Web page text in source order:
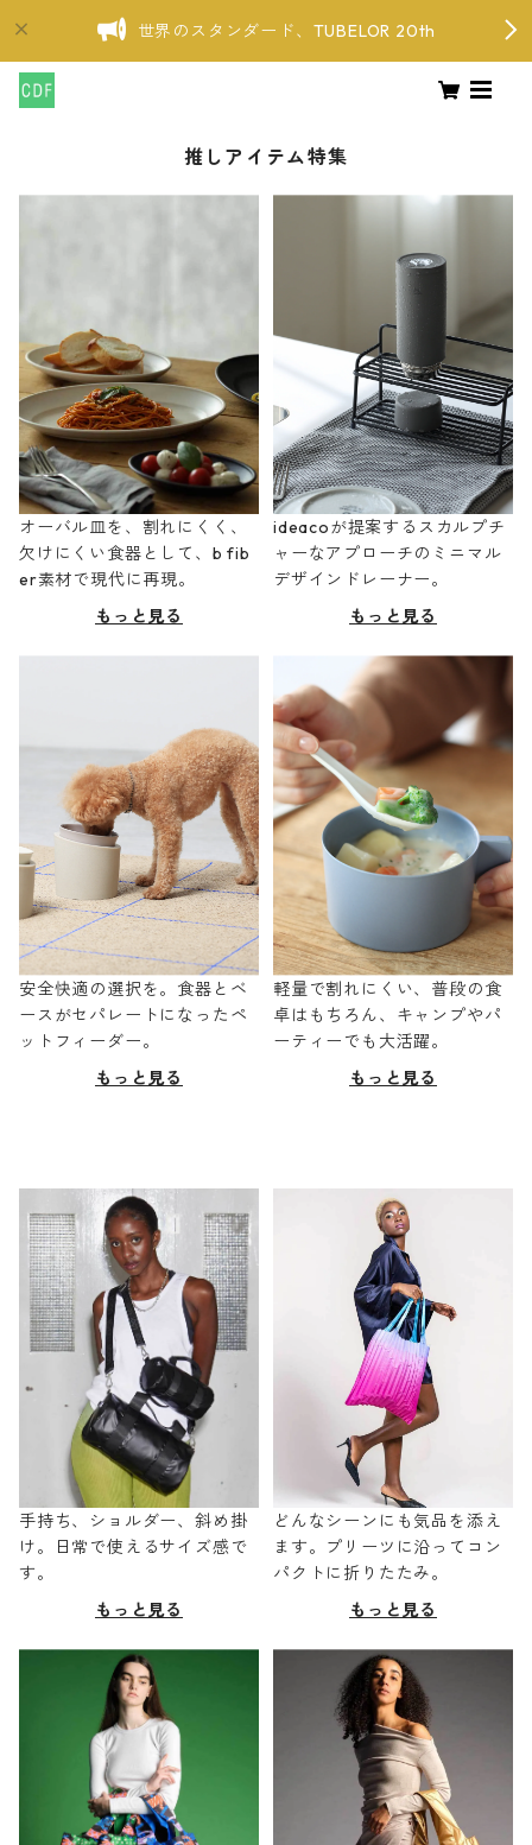
世界のスタンダード、TUBELOR 20th
推しアイテム特集
オーバル皿を、割れにくく、
欠けにくい食器として、b fib
er素材で現代に再現。
もっと見る
ideacoが提案するスカルプチ
ャーなアプローチのミニマル
デザインドレーナー。
もっと見る
安全快適の選択を。食器とベ
ースがセパレートになったペ
ットフィーダー。
もっと見る
軽量で割れにくい、普段の食
卓はもちろん、キャンプやパ
ーティーでも大活躍。
もっと見る
手持ち、ショルダー、斜め掛
け。日常で使えるサイズ感で
す。
もっと見る
どんなシーンにも気品を添え
ます。プリーツに沿ってコン
パクトに折りたたみ。
もっと見る